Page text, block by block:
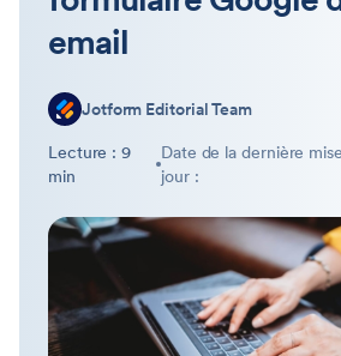
email
Jotform Editorial Team
Lecture : 9
min
Date de la dernière
jour :